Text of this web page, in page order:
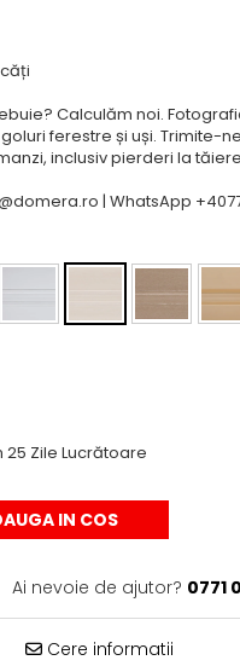
Calculăm noi.
ferestre și uși. Trimite-
inclusiv pierderi la
| WhatsApp
25 Zile Lucrătoare
IN COS
Ai nevoie de ajutor? 0771
Cere informatii